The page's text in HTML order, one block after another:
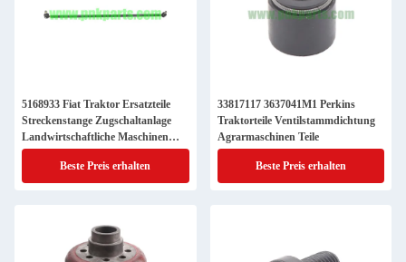
5168933 Fiat Traktor Ersatzteile
Streckenstange Zugschaltanlage
Landwirtschaftliche Maschinen
Teile
Beste Preis erhalten
33817117 3637041M1 Perkins
Traktorteile Ventilstammdichtung
Agrarmaschinen Teile
Beste Preis erhalten